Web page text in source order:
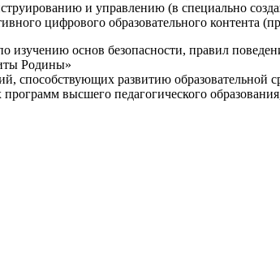
и управлению (в специально
цифрового образовательного
изучению основ безопасности, правил
Родины»
способствующих развитию
высшего педагогического